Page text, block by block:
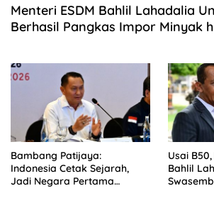
Menteri ESDM Bahlil Lahadalia
Berhasil Pangkas Impor Minyak
Bambang Patijaya:
Indonesia Cetak Sejarah,
Jadi Negara Pertama
Usai
Bahlil